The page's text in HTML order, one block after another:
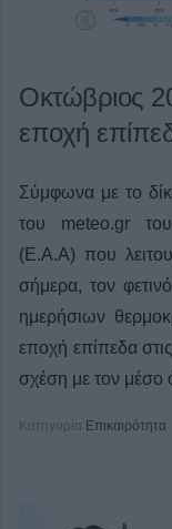
Οκτώβριος
εποχή
Σύμφωνα με το
του meteo.gr
(Ε.Α.Α) που
σήμερα, τον
ημερήσιων
εποχή επίπεδα
σχέση με τον μέσο
Κατηγορία Επικαιρότητα